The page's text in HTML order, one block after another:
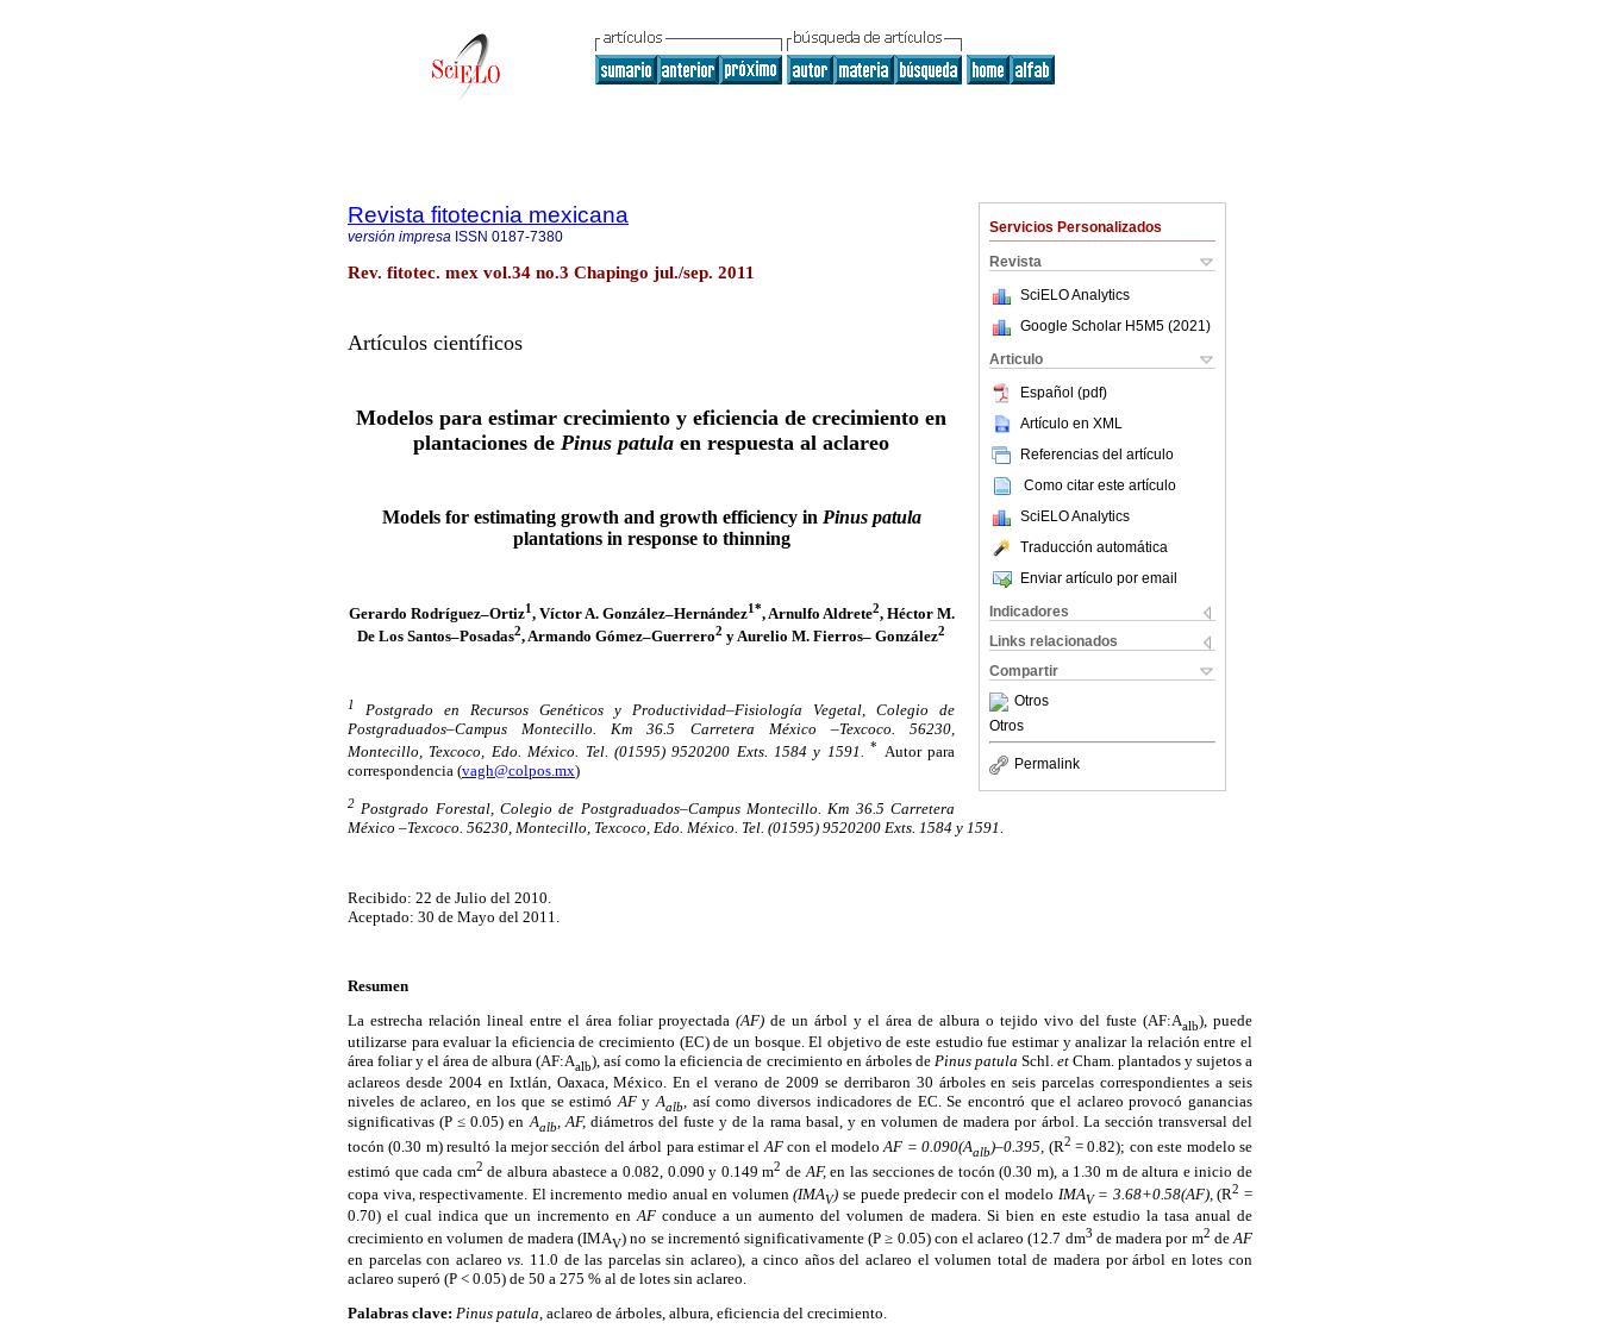
Servicios Personalizados
Revista
SciELO Analytics
Google Scholar H5M5 (2021 )
Articulo
Español (pdf)
Artículo en XML
Referencias del artículo
Como citar este artículo
SciELO Analytics
Traducción automática
Enviar artículo por email
Indicadores
Links relacionados
Compartir
Otros
Otros
Permalink
Revista fitotecnia mexicana
versión impresa ISSN 0187-7380
Rev. fitotec. mex vol.34 no.3 Chapingo jul./sep. 2011
Artículos científicos
Modelos para estimar crecimiento y eficiencia de crecimiento en
plantaciones de Pinus patula en respuesta al aclareo
Models for estimating growth and growth efficiency in Pinus patula
plantations in response to thinning
Gerardo Rodríguez–Ortiz1, Víctor A. González–Hernández1*, Arnulfo Aldrete2, Héctor M.
De Los Santos–Posadas2, Armando Gómez–Guerrero2 y Aurelio M. Fierros– González2
1 Postgrado en Recursos Genéticos y Productividad–Fisiología Vegetal, Colegio de
Postgraduados–Campus Montecillo. Km 36.5 Carretera México –Texcoco. 56230,
Montecillo, Texcoco, Edo. México. Tel. (01595) 9520200 Exts. 1584 y 1591.*
Autor para
correspondencia (vagh@colpos.mx)
2 Postgrado Forestal, Colegio de Postgraduados–Campus Montecillo. Km 36.5 Carretera
México –Texcoco. 56230, Montecillo, Texcoco, Edo. México. Tel. (01595) 9520200 Exts. 1584 y 1591.
Recibido: 22 de Julio del 2010.
Aceptado: 30 de Mayo del 2011.
Resumen
La estrecha relación lineal entre el área foliar proyectada (AF) de un árbol y el área de albura o tejido vivo del fuste (AF:Aalb), puede
utilizarse para evaluar la eficiencia de crecimiento (EC) de un bosque. El objetivo de este estudio fue estimar y analizar la relación entre el
área foliar y el área de albura (AF:Aalb), así como la eficiencia de crecimiento en árboles de Pinus patula Schl. et Cham. plantados y sujetos a
aclareos desde 2004 en Ixtlán, Oaxaca, México. En el verano de 2009 se derribaron 30 árboles en seis parcelas correspondientes a seis
niveles de aclareo, en los que se estimó AFyAalb
así como diversos indicadores de EC. Se encontró que el aclareo provocó ganancias
significativas (P ≤ 0.05) enAalb, AF, diámetros del fuste y de la rama basal, y en volumen de madera por árbol. La sección transversal del
tocón (0.30 m) resultó la mejor sección del árbol para estimar elAFcon el modeloAF = 0.090(Aalb)–0.395, (R2 = 0.82); con este modelo se
estimó que cada cm2 de albura abastece a 0.082, 0.090 y 0.149 m2 de AF,en las secciones de tocón (0.30 m), a 1.30 m de altura e inicio de
copa viva, respectivamente. El incremento medio anual en volumen(IMAV)se puede predecir con el modelo IMAV= 3.68+0.58(AF),(R2 =
0.70) el cual indica que un incremento en AF conduce a un aumento del volumen de madera. Si bien en este estudio la tasa anual de
crecimiento en volumen de madera (IMAV) no se incrementó significativamente (P ≥ 0.05) con el aclareo (12.7 dm3 de madera por m2 deAF
en parcelas con aclareovs. 11.0 de las parcelas sin aclareo), a cinco años del aclareo el volumen total de madera por árbol en lotes con
aclareo superó (P < 0.05) de 50 a 275 % al de lotes sin aclareo.
Palabras clave: Pinus patula, aclareo de árboles, albura, eficiencia del crecimiento.